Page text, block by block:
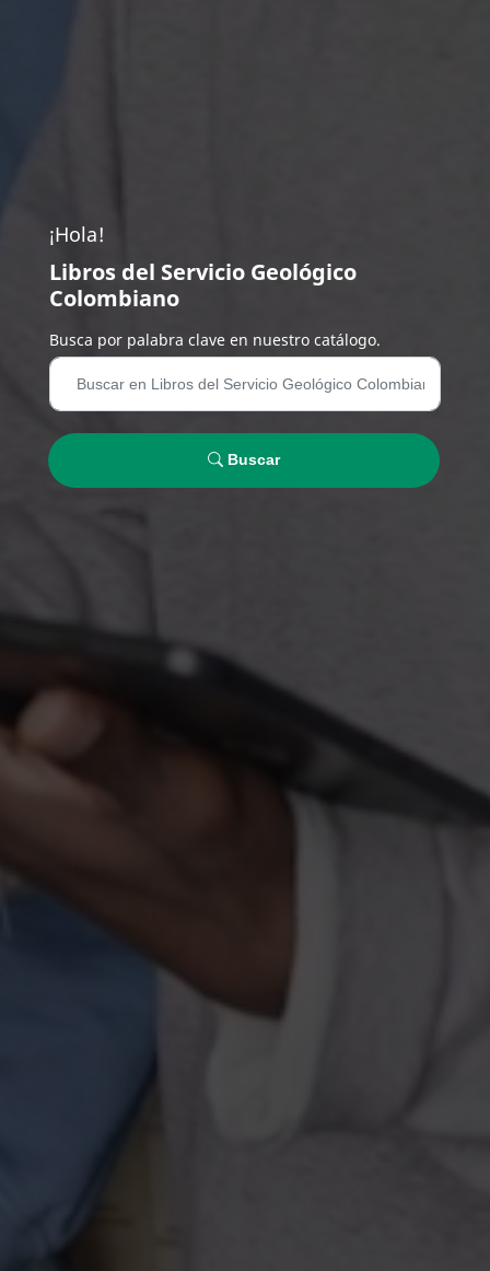
¡Hola!
Libros del Servicio Geológico
Colombiano
Busca por palabra clave en nuestro catálogo.
Buscar